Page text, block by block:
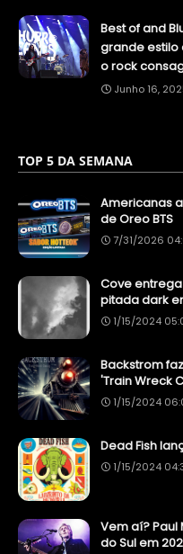
Best of and
grande estilo
o rock
Junho 16,
TOP 5 DA SEMANA
Americanas
de Oreo BTS
7/31/2026
Cove
pitada dark
1/15/2024
Backstrom
'Train Wreck
1/15/2024
Dead Fish
1/15/2024
Vem aí?
do Sul em